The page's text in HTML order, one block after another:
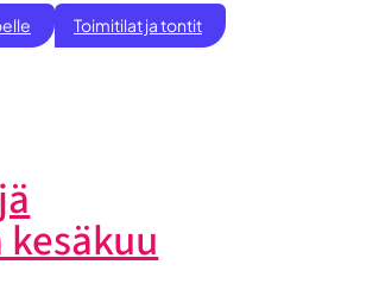
Toimitilat ja tontit